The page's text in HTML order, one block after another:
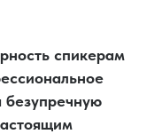
спикерам
безупречную